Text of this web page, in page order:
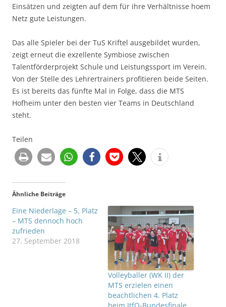
Einsätzen und zeigten auf dem für ihre Verhältnisse hoem
Netz gute Leistungen.
Das alle Spieler bei der TuS Kriftel ausgebildet wurden,
zeigt erneut die exzellente Symbiose zwischen
Talentförderprojekt Schule und Leistungssport im Verein.
Von der Stelle des Lehrertrainers profitieren beide Seiten.
Es ist bereits das fünfte Mal in Folge, dass die MTS
Hofheim unter den besten vier Teams in Deutschland
steht.
Teilen
Ähnliche Beiträge
Eine Niederlage – 5. Platz
– MTS dennoch hoch
zufrieden
27. September 2018
Volleyballer (WK II) der
MTS erzielen einen
beachtlichen 4. Platz